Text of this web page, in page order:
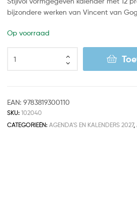
bijzondere werken van Vincent van
Op voorraad
EAN:9783819300110
SKU:102040
CATEGORIEËN:AGENDA'S EN KALENDERS 2027,